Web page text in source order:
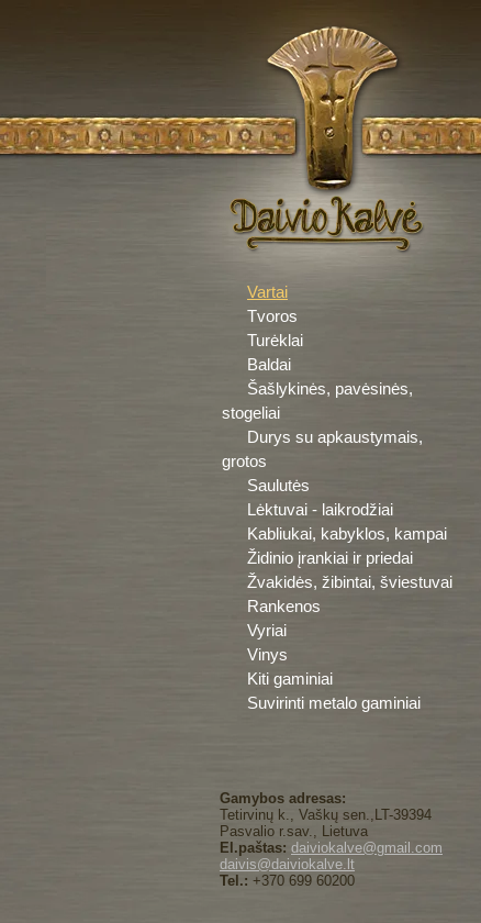
Vartai
Tvoros
Turėklai
Baldai
Šašlykinės, pavėsinės,
stogeliai
Durys su apkaustymais,
grotos
Saulutės
Lėktuvai - laikrodžiai
Kabliukai, kabyklos, kampai
Židinio įrankiai ir priedai
Žvakidės, žibintai, šviestuvai
Rankenos
Vyriai
Vinys
Kiti gaminiai
Suvirinti metalo gaminiai
Gamybos adresas:
Tetirvinų k., Vaškų sen.,LT-39394
Pasvalio r.sav., Lietuva
El.paštas: daiviokalve@gmail.com
daivis@daiviokalve.lt
Tel.: +370 699 60200